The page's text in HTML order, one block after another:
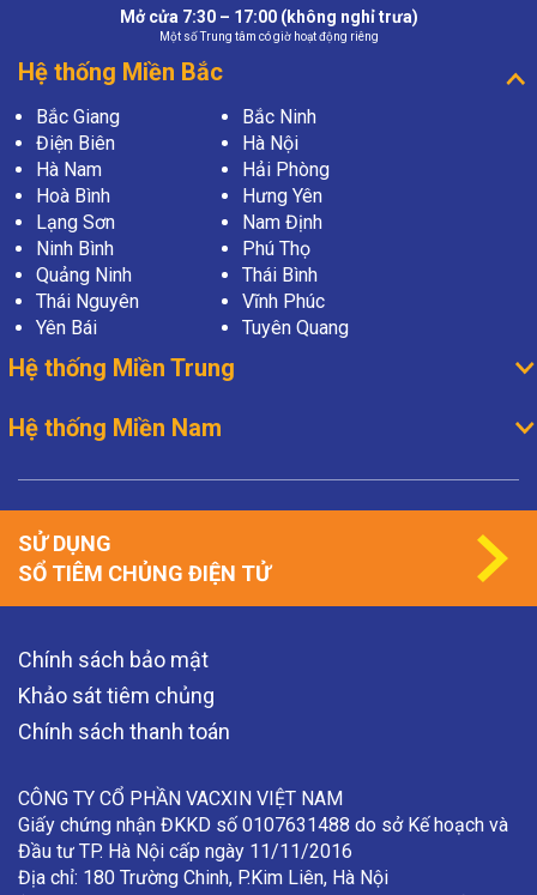
Mở cửa 7:30 – 17:00 (không nghỉ trưa)
Một số Trung tâm có giờ hoạt động riêng
Hệ thống Miền Bắc
Bắc Giang
Bắc Ninh
Điện Biên
Hà Nội
Hà Nam
Hải Phòng
Hoà Bình
Hưng Yên
Lạng Sơn
Nam Định
Ninh Bình
Phú Thọ
Quảng Ninh
Thái Bình
Thái Nguyên
Vĩnh Phúc
Yên Bái
Tuyên Quang
Hệ thống Miền Trung
Hệ thống Miền Nam
Chính sách bảo mật
Khảo sát tiêm chủng
Chính sách thanh toán
CÔNG TY CỔ PHẦN VACXIN VIỆT NAM
Giấy chứng nhận ĐKKD số 0107631488 do sở Kế hoạch và
Đầu tư TP. Hà Nội cấp ngày 11/11/2016
Địa chỉ: 180 Trường Chinh, P.Kim Liên, Hà Nội
SỬ DỤNG
SỔ TIÊM CHỦNG ĐIỆN TỬ